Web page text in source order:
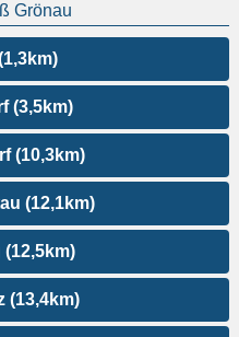
Grönau
(3,5km)
(10,3km)
(12,1km)
(12,5km)
(13,4km)